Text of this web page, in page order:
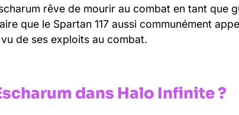
rêve de mourir au combat en tant que
que le Spartan 117 aussi communément
de ses exploits au combat.
dans Halo Infinite ?